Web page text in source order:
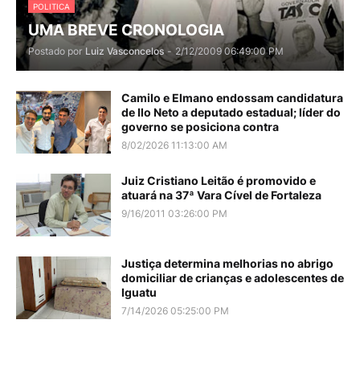
POLITICA
UMA BREVE CRONOLOGIA
Postado por Luiz Vasconcelos - 2/12/2009 06:49:00 PM
Camilo e Elmano endossam candidatura
de Ilo Neto a deputado estadual; líder do
governo se posiciona contra
8/02/2026 11:13:00 AM
Juiz Cristiano Leitão é promovido e
atuará na 37ª Vara Cível de Fortaleza
9/16/2011 03:26:00 PM
Justiça determina melhorias no abrigo
domiciliar de crianças e adolescentes de
Iguatu
7/14/2026 05:25:00 PM